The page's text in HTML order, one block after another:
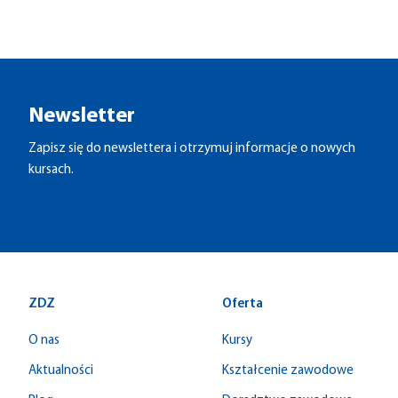
Newsletter
Zapisz się do newslettera i otrzymuj informacje o nowych
kursach.
ZDZ
O nas
Aktualności
Oferta
Kursy
Kształcenie zawodowe